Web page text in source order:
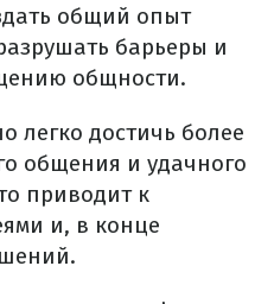
общий опыт
барьеры и
общности.
легко достичь более
общения и удачного
приводит к
и, в конце